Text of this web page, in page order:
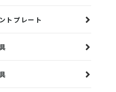
トプレート